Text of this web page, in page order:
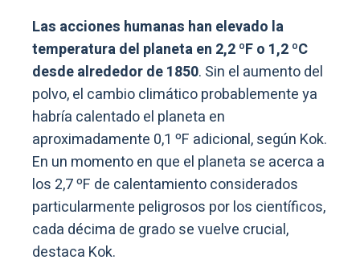
Las acciones humanas han elevado la
temperatura del planeta en 2,2 ºF o 1,2 ºC
desde alrededor de 1850. Sin el aumento del
polvo, el cambio climático probablemente ya
habría calentado el planeta en
aproximadamente 0,1 ºF adicional, según Kok.
En un momento en que el planeta se acerca a
los 2,7 ºF de calentamiento considerados
particularmente peligrosos por los científicos,
cada décima de grado se vuelve crucial,
destaca Kok.